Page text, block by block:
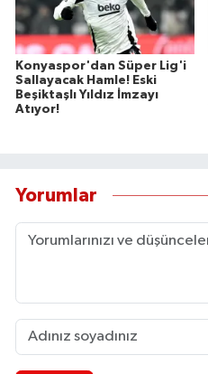
Konyaspor'dan Süper Lig'i
Sallayacak Hamle! Eski
Beşiktaşlı Yıldız İmzayı
Atıyor!
Yorumlar